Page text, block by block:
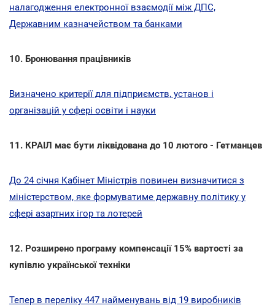
налагодження електронної взаємодії між ДПС,
Державним казначейством та банками
10. Бронювання працівників
Визначено критерії для підприємств, установ і
організацій у сфері освіти і науки
11. КРАІЛ має бути ліквідована до 10 лютого - Гетманцев
До 24 січня Кабінет Міністрів повинен визначитися з
міністерством, яке формуватиме державну політику у
сфері азартних ігор та лотерей
12. Розширено програму компенсації 15% вартості за
купівлю української техніки
Тепер в переліку 447 найменувань від 19 виробників